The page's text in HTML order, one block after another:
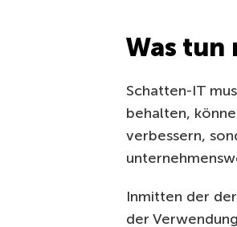
Was tun
Schatten-IT
behalten,
verbessern,
Inmitten der
der